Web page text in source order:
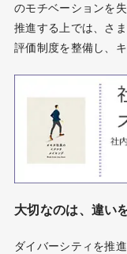
のモチベーションを
推進する上では、さ
評価制度を整備し、
大切なのは、違い
ダイバーシティを推